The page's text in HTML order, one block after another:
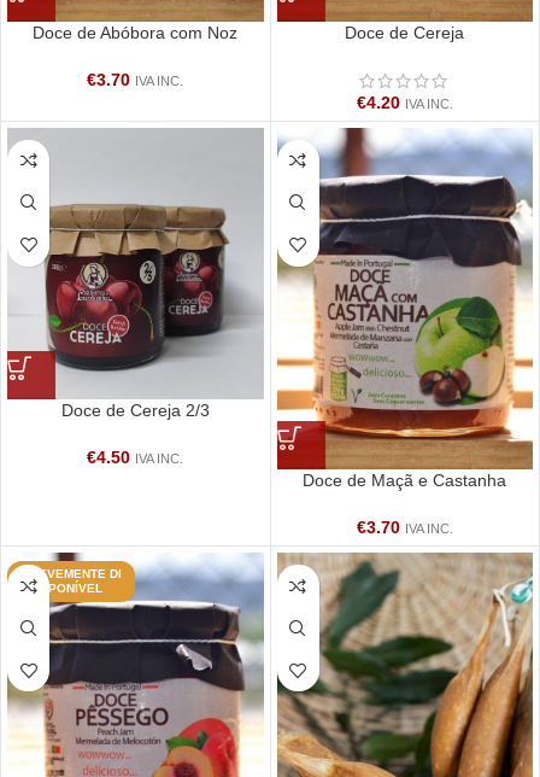
Doce de Abóbora com Noz
€3.70 IVA INC.
Doce de Cereja
€4.20 IVA INC.
Doce de Cereja 2/3
€4.50 IVA INC.
Doce de Maçã e Castanha
€3.70 IVA INC.
BREVEMENTE DI
SPONÍVEL